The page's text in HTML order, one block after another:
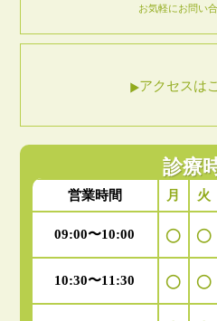
お気軽にお問い
アクセスは
診療
営業時間 月 火
09:00〜10:00 ◯ ◯
10:30〜11:30 ◯ ◯